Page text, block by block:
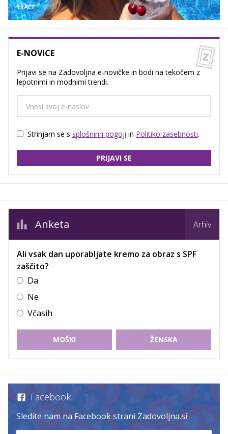
TRAČI
E-NOVICE
Prijavi se na Zadovoljna e-novičke in bodi na tekočem z
lepotnimi in modnimi trendi.
Strinjam se s splošnimi pogoji in Politiko zasebnosti.
PRIJAVI SE
Anketa Arhiv
Ali vsak dan uporabljate kremo za obraz s SPF
zaščito?
Da
Ne
Včasih
MOŠKI ŽENSKA
Facebook
Sledite nam na Facebook strani Zadovoljna.si